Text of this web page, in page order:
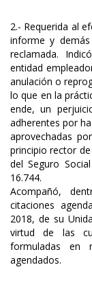
2.- Requerida al
informe y
reclamada.
entidad
anulación o
lo que en la
ende, un
adherentes por
aprovechadas
principio rector
del Seguro
16.744.
Acompañó,
citaciones
2018, de su
virtud de las
formuladas en
agendados.